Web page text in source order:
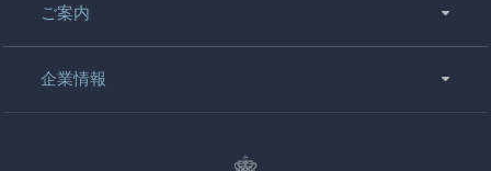
ご案内
企業情報